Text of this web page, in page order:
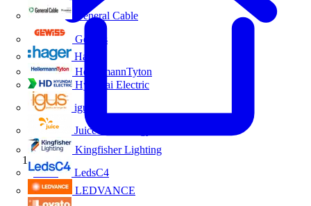
General Cable
Gewiss
Hager
HellermannTyton
Hyundai Electric
igus
Juice Technology
Kingfisher Lighting
LedsC4
LEDVANCE
Inicio